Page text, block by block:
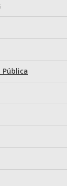
Pública